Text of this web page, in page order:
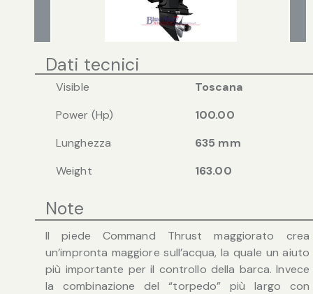
Dati tecnici
Visible
Toscana
Power (Hp)
100.00
Lunghezza
635 mm
Weight
163.00
Note
Il piede Command Thrust maggiorato crea
un’impronta maggiore sull’acqua, la quale un aiuto
più importante per il controllo della barca. Invece
la combinazione del “torpedo” più largo con